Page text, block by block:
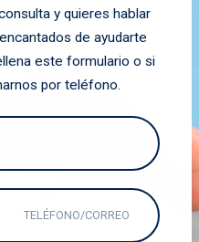
y quieres hablar
de ayudarte
este formulario o si
por teléfono.